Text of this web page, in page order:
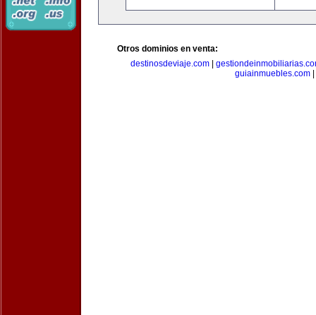
Otros dominios en venta:
destinosdeviaje.com|
guiainmuebles.com|